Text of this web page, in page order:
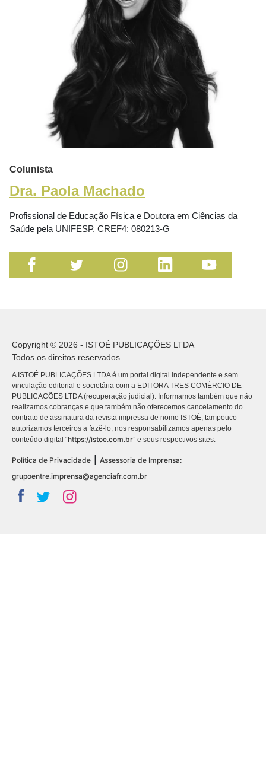
Colunista
Dra. Paola Machado
Profissional de Educação Física e Doutora em Ciências da
Saúde pela UNIFESP. CREF4: 080213-G
Copyright © 2026 - ISTOÉ PUBLICAÇÕES LTDA
Todos os direitos reservados.
A ISTOÉ PUBLICAÇÕES LTDA é um portal digital independente e sem
vinculação editorial e societária com a EDITORA TRES COMÉRCIO DE
PUBLICACÕES LTDA (recuperação judicial). Informamos também que não
realizamos cobranças e que também não oferecemos cancelamento do
contrato de assinatura da revista impressa de nome ISTOÉ, tampouco
autorizamos terceiros a fazê-lo, nos responsabilizamos apenas pelo
conteúdo digital “https://istoe.com.br” e seus respectivos sites.
Política de Privacidade | Assessoria de Imprensa:
grupoentre.imprensa@agenciafr.com.br